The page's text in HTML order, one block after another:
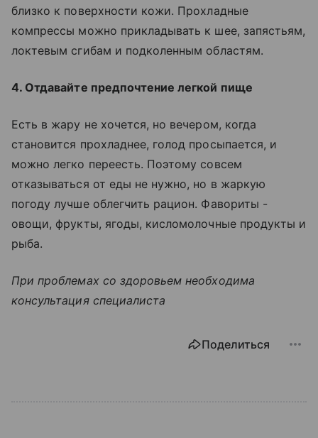
близко к поверхности кожи. Прохладные
компрессы можно прикладывать к шее, запястьям,
локтевым сгибам и подколенным областям.
4. Отдавайте предпочтение легкой пище
Есть в жару не хочется, но вечером, когда
становится прохладнее, голод просыпается, и
можно легко переесть. Поэтому совсем
отказываться от еды не нужно, но в жаркую
погоду лучше облегчить рацион. Фавориты -
овощи, фрукты, ягоды, кисломолочные продукты и
рыба.
При проблемах со здоровьем необходима
консультация специалиста
Поделиться